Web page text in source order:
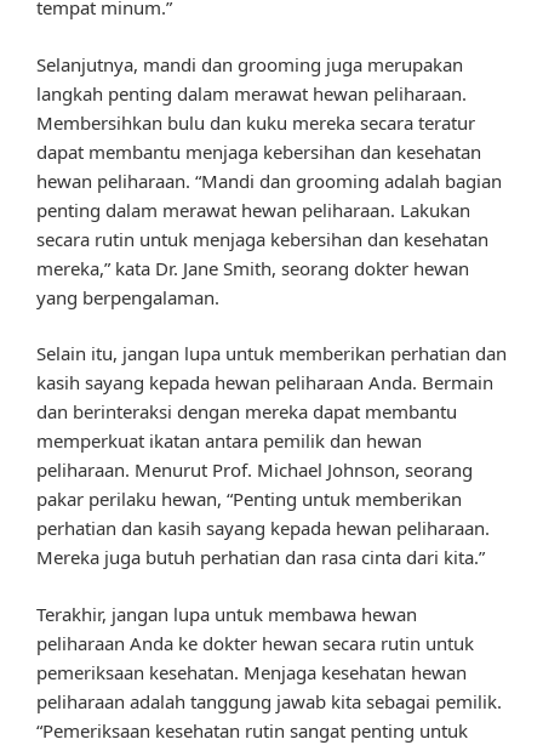
tempat minum.”
Selanjutnya, mandi dan grooming juga merupakan
langkah penting dalam merawat hewan peliharaan.
Membersihkan bulu dan kuku mereka secara teratur
dapat membantu menjaga kebersihan dan kesehatan
hewan peliharaan. “Mandi dan grooming adalah bagian
penting dalam merawat hewan peliharaan. Lakukan
secara rutin untuk menjaga kebersihan dan kesehatan
mereka,” kata Dr. Jane Smith, seorang dokter hewan
yang berpengalaman.
Selain itu, jangan lupa untuk memberikan perhatian dan
kasih sayang kepada hewan peliharaan Anda. Bermain
dan berinteraksi dengan mereka dapat membantu
memperkuat ikatan antara pemilik dan hewan
peliharaan. Menurut Prof. Michael Johnson, seorang
pakar perilaku hewan, “Penting untuk memberikan
perhatian dan kasih sayang kepada hewan peliharaan.
Mereka juga butuh perhatian dan rasa cinta dari kita.”
Terakhir, jangan lupa untuk membawa hewan
peliharaan Anda ke dokter hewan secara rutin untuk
pemeriksaan kesehatan. Menjaga kesehatan hewan
peliharaan adalah tanggung jawab kita sebagai pemilik.
“Pemeriksaan kesehatan rutin sangat penting untuk